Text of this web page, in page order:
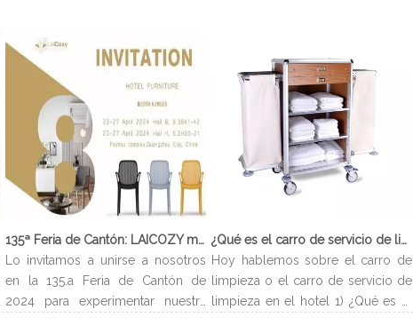
135ª Feria de Cantón: LAICOZY muestra el futuro de los muebles de hotel y los artículos de buffet
Lo invitamos a unirse a nosotros
en la 135.a Feria de Cantón de
2024 para experimentar nuestra
¿Qué es el carro de servicio de limpieza?
Hoy hablemos sobre el carro de
limpieza o el carro de servicio de
limpieza en el hotel 1) ¿Qué es el